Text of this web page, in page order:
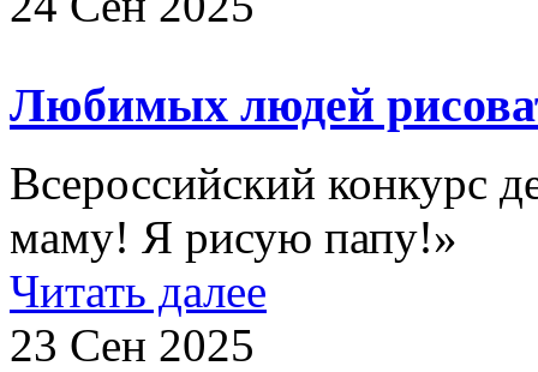
Любимых людей
Всероссийский конкурс
маму! Я рисую папу!»
Читать далее
23 Сен 2025